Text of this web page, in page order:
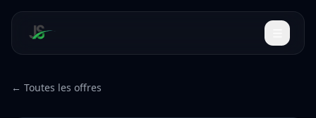
← Toutes les offres